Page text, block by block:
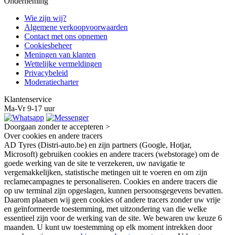
Wie zijn wij?
Algemene verkoopvoorwaarden
Contact met ons opnemen
Cookiesbeheer
Meningen van klanten
Wettelijke vermeldingen
Privacybeleid
Moderatiecharter
Klantenservice
Ma-Vr 9-17 uur
Doorgaan zonder te accepteren >
Over cookies en andere tracers
AD Tyres (Distri-auto.be) en zijn partners (Google, Hotjar,
Microsoft) gebruiken cookies en andere tracers (webstorage) om de
goede werking van de site te verzekeren, uw navigatie te
vergemakkelijken, statistische metingen uit te voeren en om zijn
reclamecampagnes te personaliseren. Cookies en andere tracers die
op uw terminal zijn opgeslagen, kunnen persoonsgegevens bevatten.
Daarom plaatsen wij geen cookies of andere tracers zonder uw vrije
en geïnformeerde toestemming, met uitzondering van die welke
essentieel zijn voor de werking van de site. We bewaren uw keuze 6
maanden. U kunt uw toestemming op elk moment intrekken door